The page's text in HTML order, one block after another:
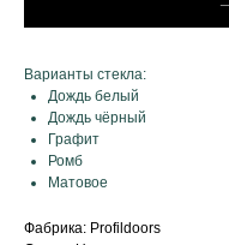
Варианты стекла:
Дождь белый
Дождь чёрный
Графит
Ромб
Матовое
Фабрика: Profildoors